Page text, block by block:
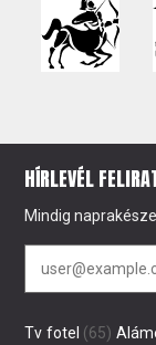
HÍRLEVÉL
Mindig
Tv fotel (65)